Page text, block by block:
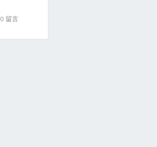
0 留言